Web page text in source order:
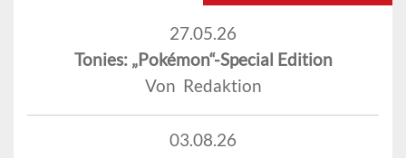
27.05.26
Tonies: „Pokémon“-Special Edition
Von Redaktion
03.08.26